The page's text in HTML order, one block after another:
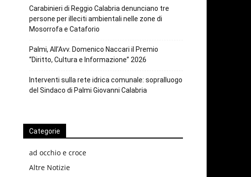
Carabinieri di Reggio Calabria denunciano tre
persone per illeciti ambientali nelle zone di
Mosorrofa e Cataforio
Palmi, All’Avv. Domenico Naccari il Premio
“Diritto, Cultura e Informazione” 2026
Interventi sulla rete idrica comunale: sopralluogo
del Sindaco di Palmi Giovanni Calabria
Categorie
ad occhio e croce
Altre Notizie